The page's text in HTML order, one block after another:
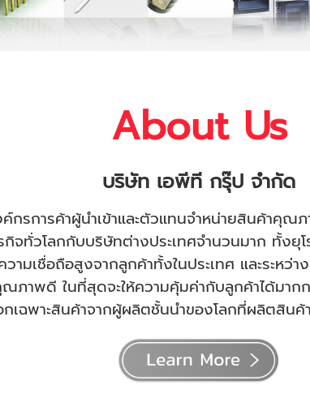
About Us
บริษัท เอพีที กรุ๊ป จำกัด
กรการค้าผู้นำเข้าและตัวแทนจำหน่ายสินค้าคุ
กิจทั่วโลกกับบริษัทต่างประเทศจำนวนมาก ทั้ง
วามเชื่อถือสูงจากลูกค้าทั้งในประเทศ และระห
ณภาพดี ในที่สุดจะให้ความคุ้มค่ากับลูกค้าได้มา
อกเฉพาะสินค้าจากผู้ผลิตชั้นนำของโลกที่ผลิตสิ